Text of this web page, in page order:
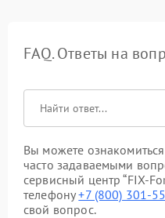
FAQ. Ответы на
Вы можете
часто задаваемыми
сервисный центр “FIX-
телефону+7 (800) 301-
свой вопрос.